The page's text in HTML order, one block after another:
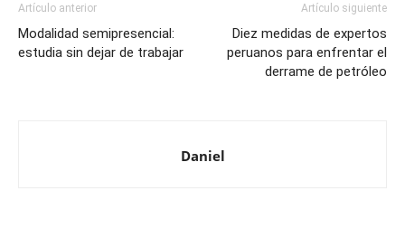
Artículo anterior
Modalidad semipresencial:
estudia sin dejar de trabajar
Artículo siguiente
Diez medidas de expertos
peruanos para enfrentar el
derrame de petróleo
Daniel